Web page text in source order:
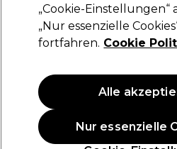
24,99 €
„Cookie-Einstellungen“
„Nur essenzielle
fortfahren. Cookie
Nur essenzielle
Alle